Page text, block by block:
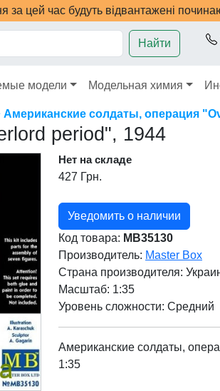
за цей час будуть відвантажені
Найти
модели Модельная химия
Американские солдаты, операция
period", 1944
Нет на складе
427 Грн.
Уведомить о наличии
Код товара: MB35130
Производитель: Master Box
Страна производителя:
Масштаб: 1:35
Уровень сложности: Cредний
Американские солдаты,
1:35